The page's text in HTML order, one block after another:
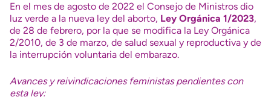
En el mes de agosto de 2022 el Consejo de Ministros dio
luz verde a la nueva ley del aborto, Ley Orgánica 1/2023,
de 28 de febrero, por la que se modifica la Ley Orgánica
2/2010, de 3 de marzo, de salud sexual y reproductiva y de
la interrupción voluntaria del embarazo.
Avances y reivindicaciones feministas pendientes con
esta ley: